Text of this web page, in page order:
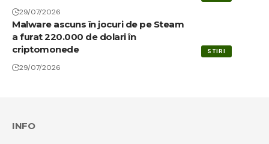
29/07/2026
STIRI
Malware ascuns în jocuri de pe Steam
a furat 220.000 de dolari în
criptomonede
29/07/2026
INFO